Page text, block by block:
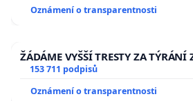
usnesení k podání ústavní žaloby
republiky
Oznámení o transparentnosti
ŽÁDÁME VYŠŠÍ TRESTY ZA TÝRÁNÍ
153 711 podpisů
Oznámení o transparentnosti